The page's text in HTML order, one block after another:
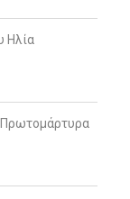
Ηλία
Πρωτομάρτυρα